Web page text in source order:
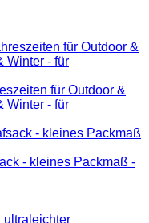
für Outdoor &
Winter - für
- kleines Packmaß -